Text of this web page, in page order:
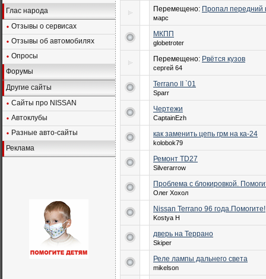
Глас народа
Отзывы о сервисах
Отзывы об автомобилях
Опросы
Форумы
Другие сайты
Сайты про NISSAN
Автоклубы
Разные авто-сайты
Реклама
Перемещено: Пропал передний
марс
МКПП
globetroter
Перемещено: Рвётся кузов
сергей 64
Terrano II `01
Sparr
Чертежи
CaptainEzh
как заменить цепь грм на ка-24
kolobok79
Ремонт TD27
Silverarrow
Проблема с блокировкой.
Олег Хохол
Nissan Terrano 96 года.Помогите!
Kostya H
дверь на Террано
Skiper
Реле лампы дальнего света
mikelson